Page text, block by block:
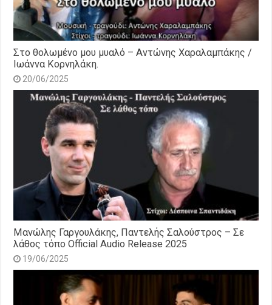
Στο θολωμένο μου μυαλό – Αντώνης Χαραλαμπάκης /
Ιωάννα Κορνηλάκη.
20/06/2025
Μανώλης Γαργουλάκης, Παντελής Σαλούστρος – Σε
λάθος τόπο Official Audio Release 2025
19/06/2025